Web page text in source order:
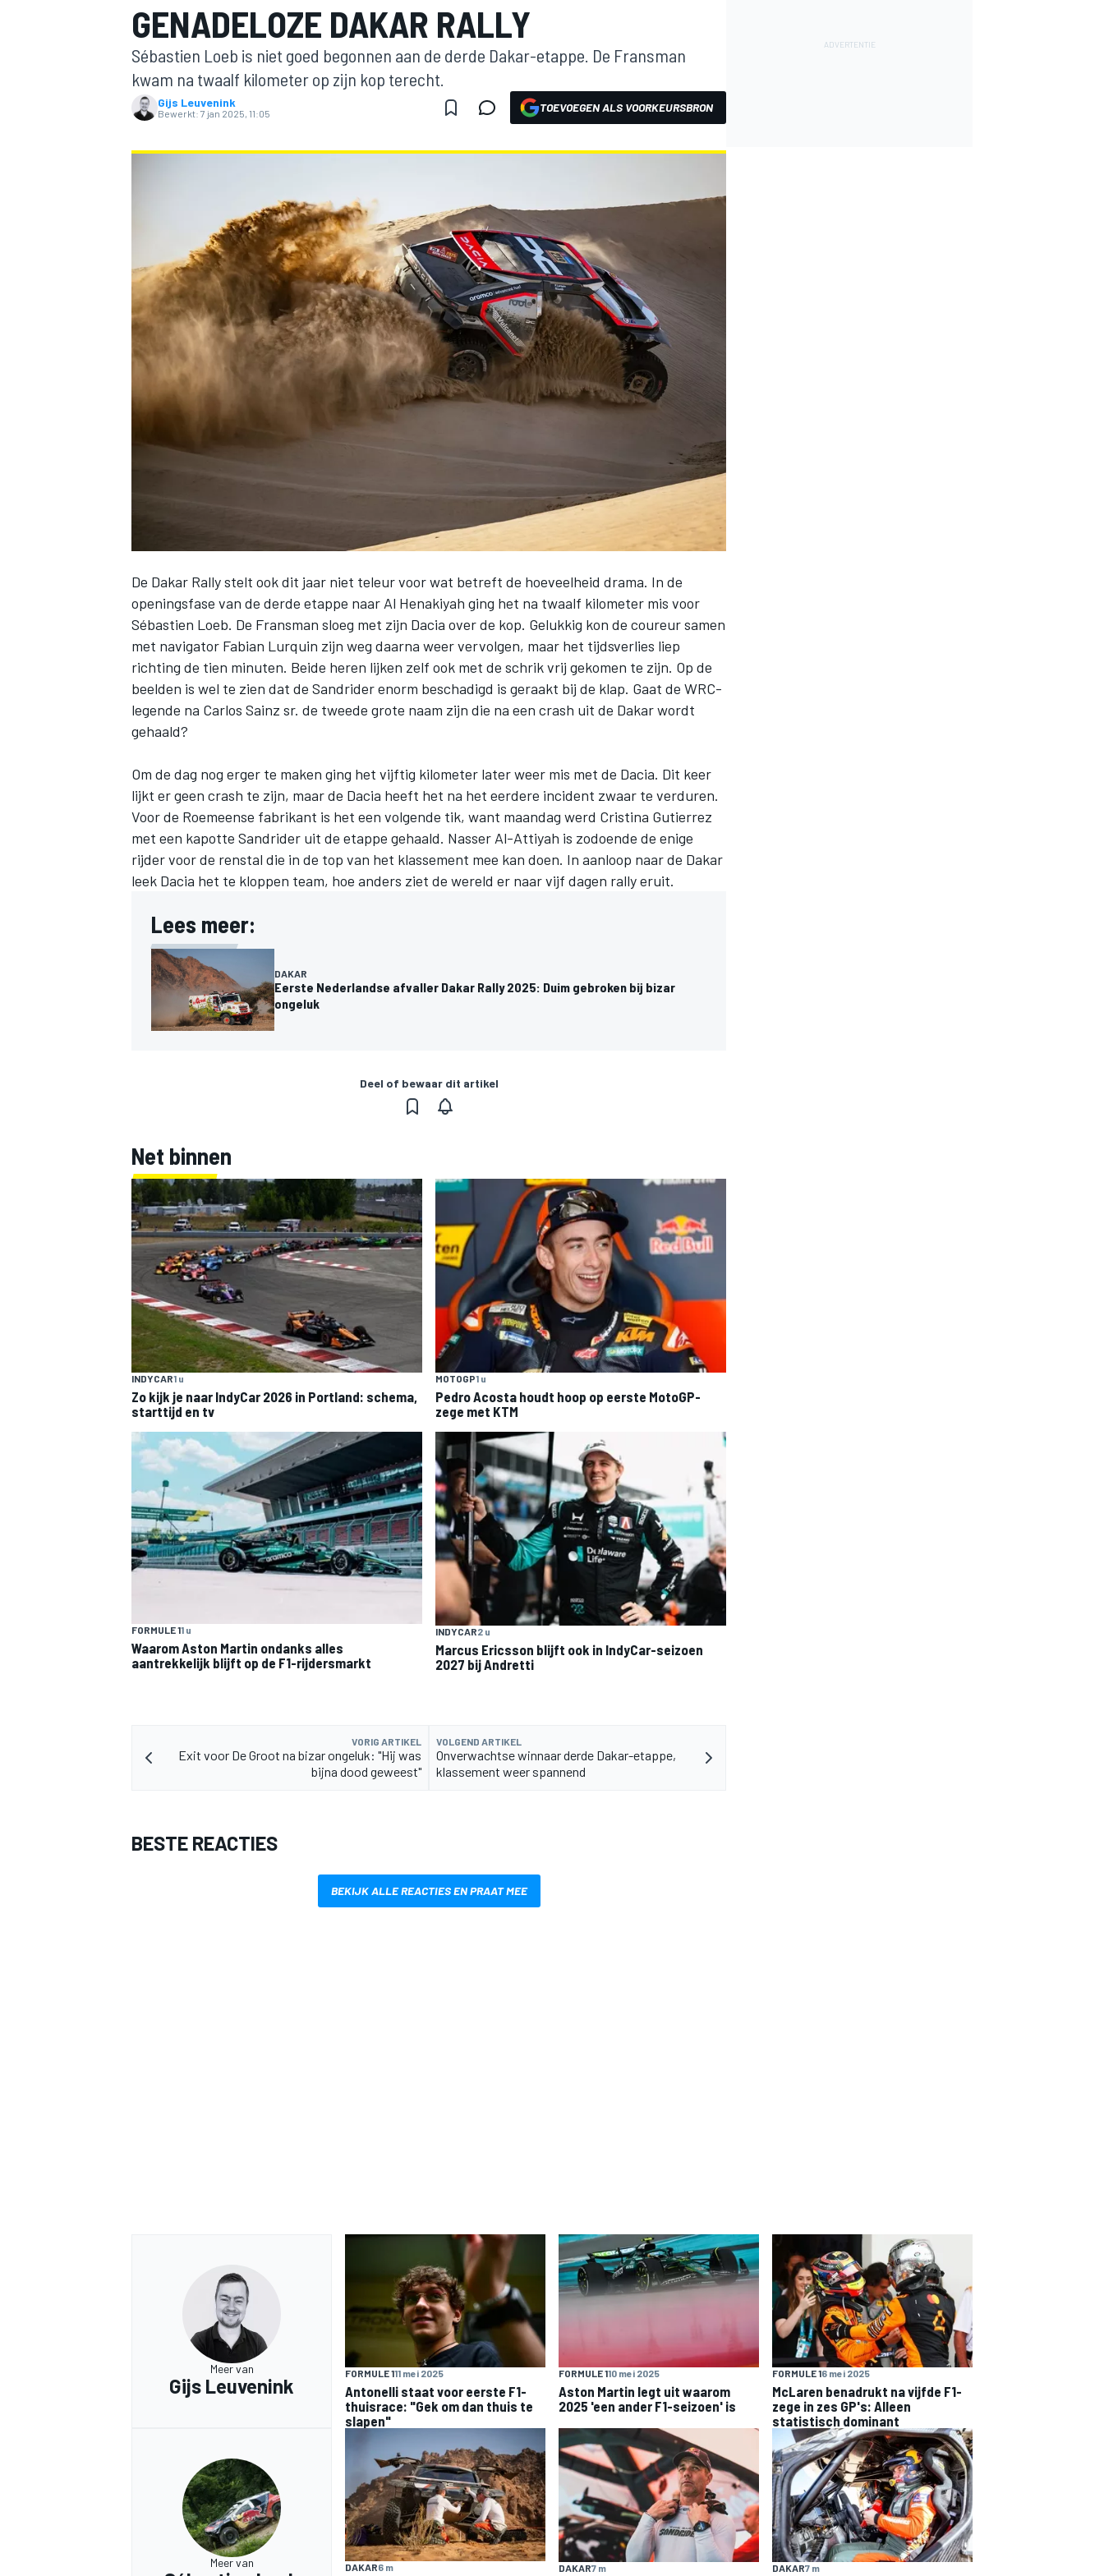
GENADELOZE DAKAR RALLY
Sébastien Loeb is niet goed begonnen aan de derde Dakar-etappe. De Fransman
kwam na twaalf kilometer op zijn kop terecht.
Gijs Leuvenink
Bewerkt: 7 jan 2025, 11:05 TOEVOEGEN ALS VOORKEURSBRON
De Dakar Rally stelt ook dit jaar niet teleur voor wat betreft de hoeveelheid drama. In de
openingsfase van de derde etappe naar Al Henakiyah ging het na twaalf kilometer mis voor
Sébastien Loeb. De Fransman sloeg met zijn Dacia over de kop. Gelukkig kon de coureur samen
met navigator Fabian Lurquin zijn weg daarna weer vervolgen, maar het tijdsverlies liep
richting de tien minuten. Beide heren lijken zelf ook met de schrik vrij gekomen te zijn. Op de
beelden is wel te zien dat de Sandrider enorm beschadigd is geraakt bij de klap. Gaat de WRC-
legende na Carlos Sainz sr. de tweede grote naam zijn die na een crash uit de Dakar wordt
gehaald?
Om de dag nog erger te maken ging het vijftig kilometer later weer mis met de Dacia. Dit keer
lijkt er geen crash te zijn, maar de Dacia heeft het na het eerdere incident zwaar te verduren.
Voor de Roemeense fabrikant is het een volgende tik, want maandag werd Cristina Gutierrez
met een kapotte Sandrider uit de etappe gehaald. Nasser Al-Attiyah is zodoende de enige
rijder voor de renstal die in de top van het klassement mee kan doen. In aanloop naar de Dakar
leek Dacia het te kloppen team, hoe anders ziet de wereld er naar vijf dagen rally eruit.
Lees meer:
DAKAR
Eerste Nederlandse afvaller Dakar Rally 2025: Duim gebroken bij bizar
ongeluk
Deel of bewaar dit artikel
Net binnen
INDYCAR1 u
Zo kijk je naar IndyCar 2026 in Portland: schema,
starttijd en tv
MOTOGP1 u
Pedro Acosta houdt hoop op eerste MotoGP-
zege met KTM
FORMULE 11 u
Waarom Aston Martin ondanks alles
aantrekkelijk blijft op de F1-rijdersmarkt
INDYCAR2 u
Marcus Ericsson blijft ook in IndyCar-seizoen
2027 bij Andretti
VORIG ARTIKEL
Exit voor De Groot na bizar ongeluk: "Hij was
bijna dood geweest"
VOLGEND ARTIKEL
Onverwachtse winnaar derde Dakar-etappe,
klassement weer spannend
BESTE REACTIES
BEKIJK ALLE REACTIES EN PRAAT MEE
Meer van
Gijs Leuvenink
FORMULE 111 mei 2025
Antonelli staat voor eerste F1-
thuisrace: "Gek om dan thuis te
slapen"
FORMULE 110 mei 2025
Aston Martin legt uit waarom
2025 'een ander F1-seizoen' is
FORMULE 16 mei 2025
McLaren benadrukt na vijfde F1-
zege in zes GP's: Alleen
statistisch dominant
Meer van DAKAR6 m DAKAR7 m DAKAR7 m